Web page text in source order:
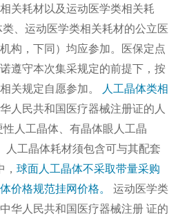
关耗材以及运动医学类相关耗
类、运动医学类相关耗材的公立医
构，下同）均应参加。医保定点
遵守本次集采规定的前提下，按
关规定自愿参加。
人工晶体类相
华人民共和国医疗器械注册证的人
人工晶体、有晶体眼人工晶
人工晶体耗材须包含可与其配套
， 球面人工晶体不采取带量采购
价格规范挂网价格。
运动医学类
华人民共和国医疗器械注册 证的